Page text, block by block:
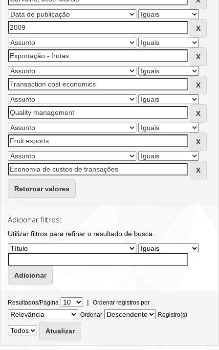
Retornar valores
Adicionar filtros:
Utilizar filtros para refinar o resultado de busca.
Resultados/Página | Ordenar registros por
Ordenar
Registro(s)